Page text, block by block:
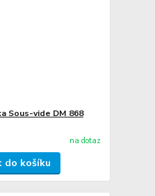
Sous-vide DM 868
na dotaz
do košíku